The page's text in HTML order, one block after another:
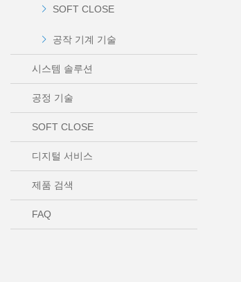
SOFT CLOSE
공작 기계 기술
시스템 솔루션
공정 기술
SOFT CLOSE
디지털 서비스
제품 검색
FAQ